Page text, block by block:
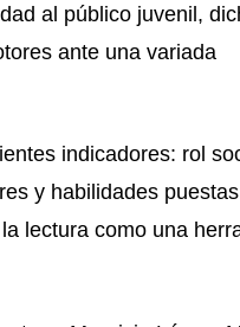
al público juvenil,
ante una variada
indicadores: rol
y habilidades
lectura como una